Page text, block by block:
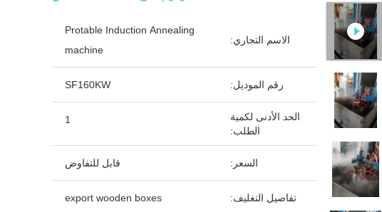
الاسم التجاري:
Protable Induction Annealing
machine
رقم الموديل: SF160KW
الحد الأدنى لكمية
الطلب:
1
السعر: قابل للتفاوض
تفاصيل التغليف: export wooden boxes